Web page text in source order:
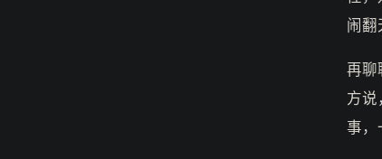
闹翻
再聊
方
事，